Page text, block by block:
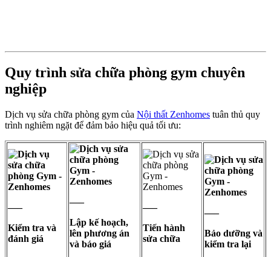
Quy trình sửa chữa phòng gym chuyên
nghiệp
Dịch vụ sửa chữa phòng gym của Nội thất Zenhomes tuân thủ quy
trình nghiêm ngặt để đảm bảo hiệu quả tối ưu:
—–
Kiểm tra và
đánh giá
—–
Lập kế hoạch,
lên phương án
và báo giá
—–
Tiến hành
sửa chữa
—–
Bảo dưỡng và
kiểm tra lại